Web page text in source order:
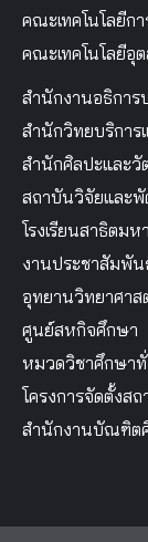
คณะเทคโนโลยีก
คณะเทคโนโลยีอุ
สำนักงานอธิการ
สำนักวิทยบริการ
สำนักศิลปะและ
สถาบันวิจัยและ
โรงเรียนสาธิตม
งานประชาสัมพัน
อุทยานวิทยาศาส
ศูนย์สหกิจศึกษา
หมวดวิชาศึกษาทั่
โครงการจัดตั้งส
สำนักงานบัณฑิต